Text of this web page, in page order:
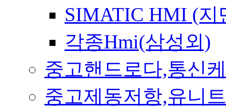
SIMATIC HMI (지
각종Hmi(삼성외)
중고핸드로다,통신
중고제동저항,유니